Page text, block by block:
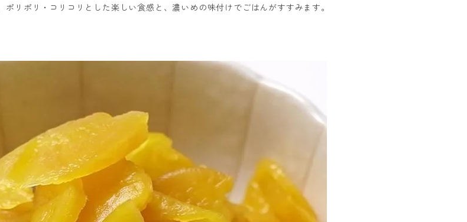
リポリ・コリコリとした楽しい食感と、濃いめの味付けでごはんがすすみます。